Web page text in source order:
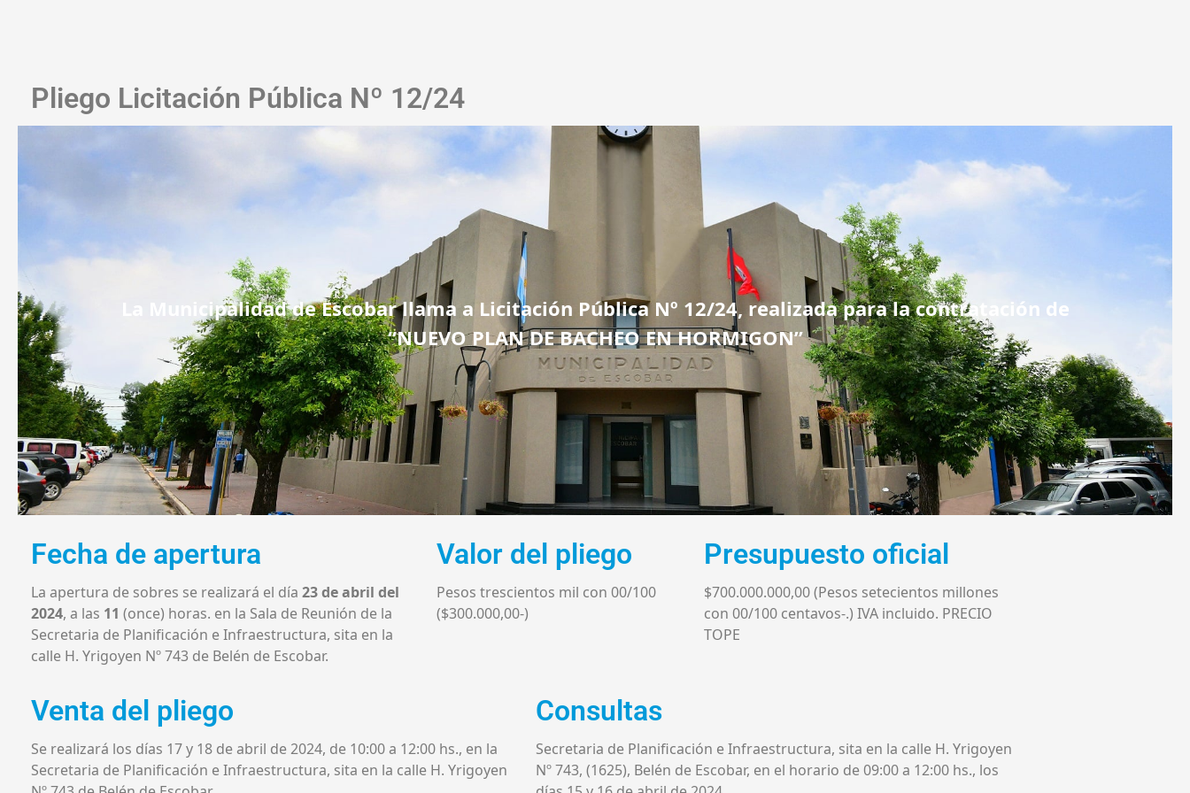
Pliego Licitación Pública Nº 12/24
La Municipalidad de Escobar llama a Licitación Pública Nº 12/24, realizada para la contratación de
“NUEVO PLAN DE BACHEO EN HORMIGON”
Fecha de apertura
La apertura de sobres se realizará el día 23 de abril del
2024, a las 11 (once) horas. en la Sala de Reunión de la
Secretaria de Planificación e Infraestructura, sita en la
calle H. Yrigoyen Nº 743 de Belén de Escobar.
Valor del pliego
Pesos trescientos mil con 00/100
($300.000,00-)
Presupuesto oficial
$700.000.000,00 (Pesos setecientos millones
con 00/100 centavos-.) IVA incluido. PRECIO
TOPE
Venta del pliego
Se realizará los días 17 y 18 de abril de 2024, de 10:00 a 12:00 hs., en la
Secretaria de Planificación e Infraestructura, sita en la calle H. Yrigoyen
Consultas
Secretaria de Planificación e Infraestructura, sita en la calle H. Yrigoyen
Nº 743, (1625), Belén de Escobar, en el horario de 09:00 a 12:00 hs., los